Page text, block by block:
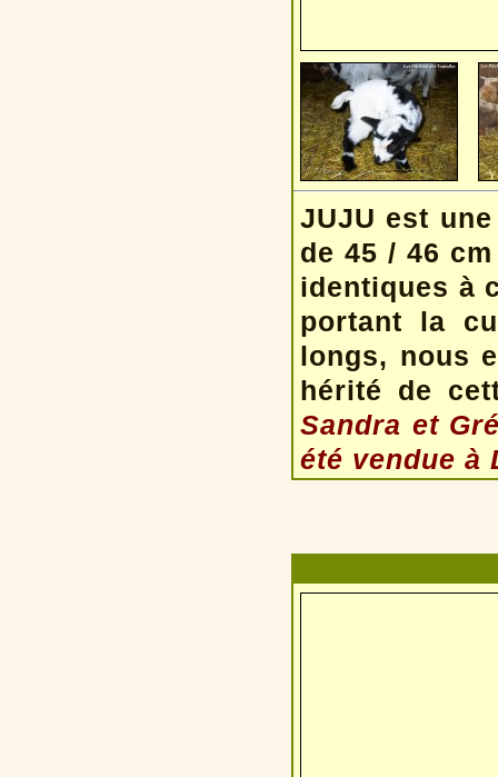
JUJU est
de 45 / 46
identiques à
portant la
longs, nous
hérité de
Sandra et
été vendue à